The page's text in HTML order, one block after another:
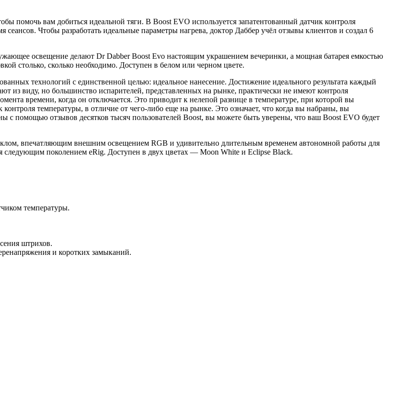
помочь вам добиться идеальной тяги. В Boost EVO используется запатентованный датчик контроля
Чтобы разработать идеальные параметры нагрева, доктор Даббер учёл отзывы клиентов и создал 6
освещение делают Dr Dabber Boost Evo настоящим украшением вечеринки, а мощная батарея емкостью
столько, сколько необходимо. Доступен в белом или черном цвете.
технологий с единственной целью: идеальное нанесение. Достижение идеального результата каждый
из виду, но большинство испарителей, представленных на рынке, практически не имеют контроля
времени, когда он отключается. Это приводит к нелепой разнице в температуре, при которой вы
температуры, в отличие от чего-либо еще на рынке. Это означает, что когда вы набраны, вы
помощью отзывов десятков тысяч пользователей Boost, вы можете быть уверены, что ваш Boost EVO будет
впечатляющим внешним освещением RGB и удивительно длительным временем автономной работы для
следующим поколением eRig. Доступен в двух цветах — Moon White и Eclipse Black.
температуры.
штрихов.
и коротких замыканий.